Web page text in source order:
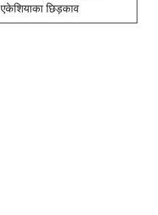
एकेशियाका छिड़काव